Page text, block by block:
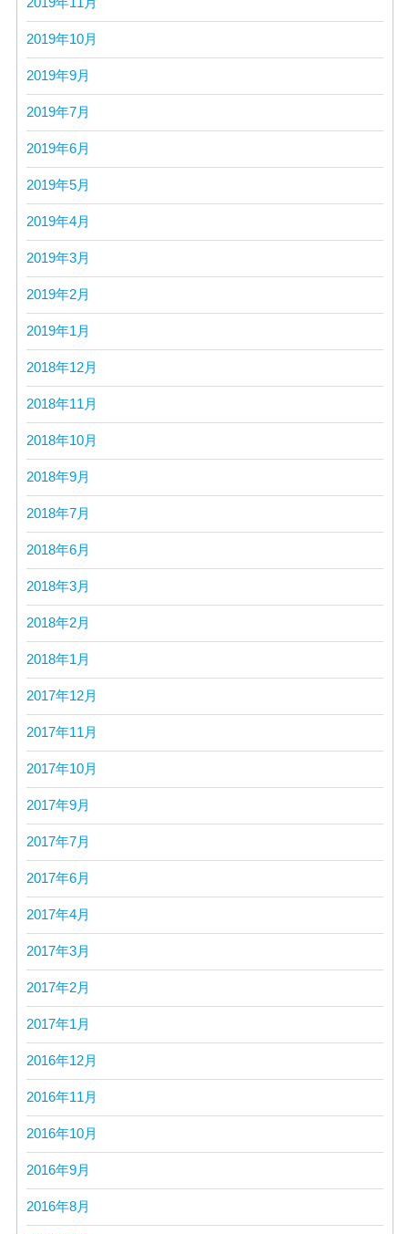
2019年10月
2019年9月
2019年7月
2019年6月
2019年5月
2019年4月
2019年3月
2019年2月
2019年1月
2018年12月
2018年11月
2018年10月
2018年9月
2018年7月
2018年6月
2018年3月
2018年2月
2018年1月
2017年12月
2017年11月
2017年10月
2017年9月
2017年7月
2017年6月
2017年4月
2017年3月
2017年2月
2017年1月
2016年12月
2016年11月
2016年10月
2016年9月
2016年8月